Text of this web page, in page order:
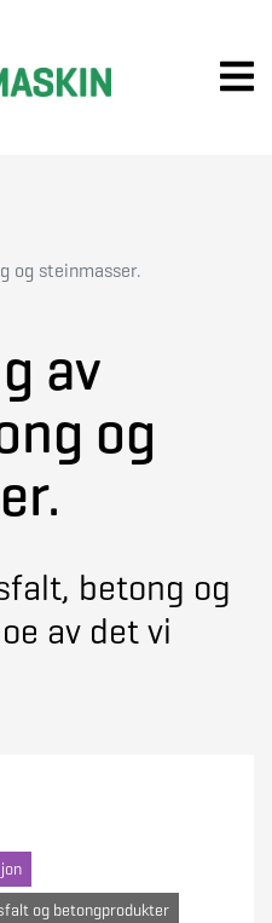
og steinmasser.
av
og
betong og
av det vi
og betongprodukter